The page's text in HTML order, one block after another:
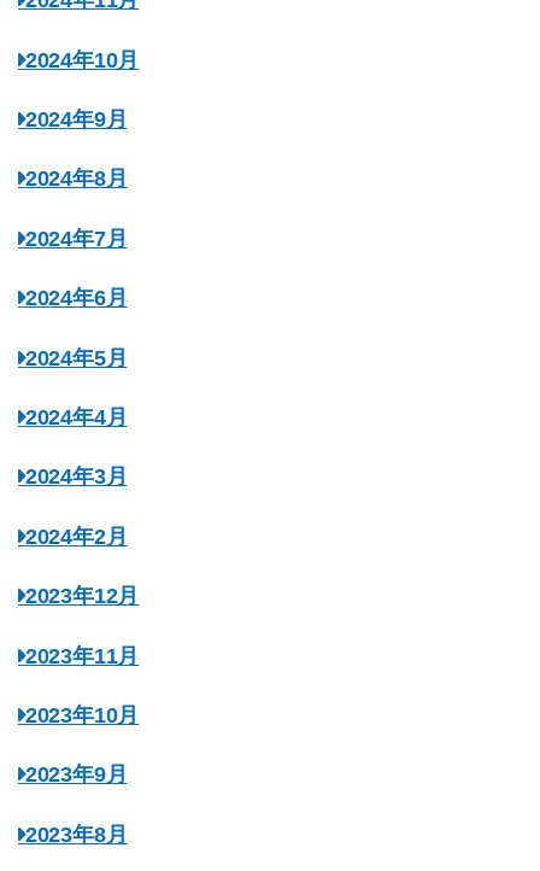
2024年10月
2024年9月
2024年8月
2024年7月
2024年6月
2024年5月
2024年4月
2024年3月
2024年2月
2023年12月
2023年11月
2023年10月
2023年9月
2023年8月